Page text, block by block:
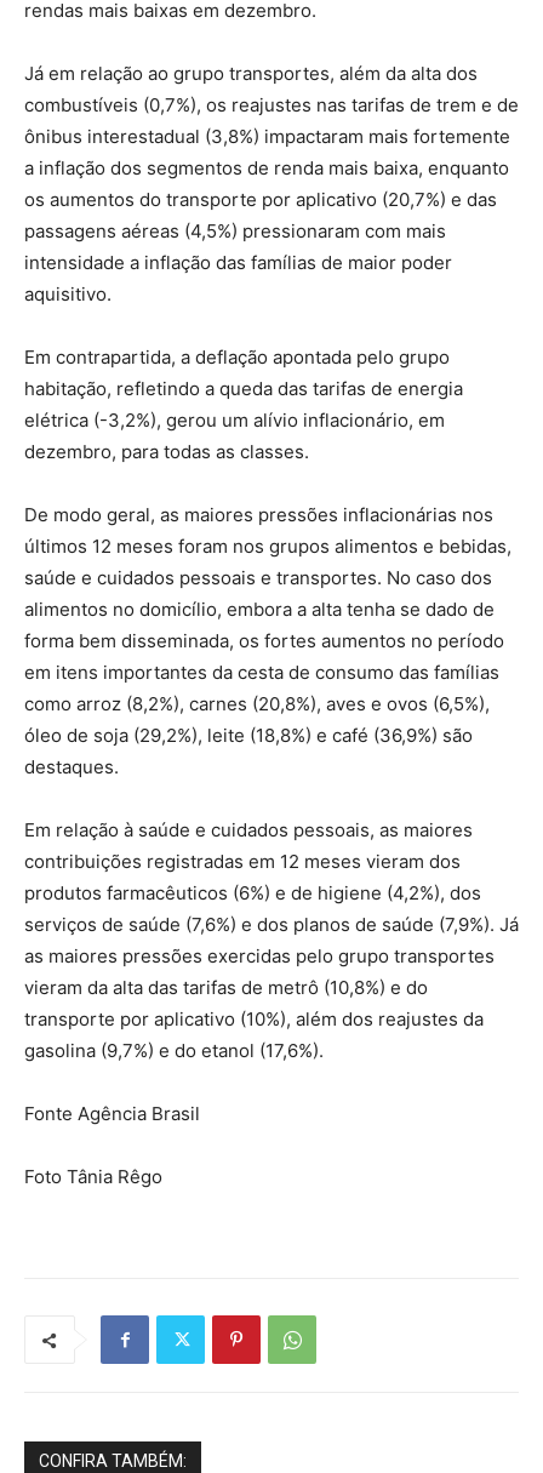
rendas mais baixas em dezembro.
Já em relação ao grupo transportes, além da alta dos
combustíveis (0,7%), os reajustes nas tarifas de trem e de
ônibus interestadual (3,8%) impactaram mais fortemente
a inflação dos segmentos de renda mais baixa, enquanto
os aumentos do transporte por aplicativo (20,7%) e das
passagens aéreas (4,5%) pressionaram com mais
intensidade a inflação das famílias de maior poder
aquisitivo.
Em contrapartida, a deflação apontada pelo grupo
habitação, refletindo a queda das tarifas de energia
elétrica (-3,2%), gerou um alívio inflacionário, em
dezembro, para todas as classes.
De modo geral, as maiores pressões inflacionárias nos
últimos 12 meses foram nos grupos alimentos e bebidas,
saúde e cuidados pessoais e transportes. No caso dos
alimentos no domicílio, embora a alta tenha se dado de
forma bem disseminada, os fortes aumentos no período
em itens importantes da cesta de consumo das famílias
como arroz (8,2%), carnes (20,8%), aves e ovos (6,5%),
óleo de soja (29,2%), leite (18,8%) e café (36,9%) são
destaques.
Em relação à saúde e cuidados pessoais, as maiores
contribuições registradas em 12 meses vieram dos
produtos farmacêuticos (6%) e de higiene (4,2%), dos
serviços de saúde (7,6%) e dos planos de saúde (7,9%). Já
as maiores pressões exercidas pelo grupo transportes
vieram da alta das tarifas de metrô (10,8%) e do
transporte por aplicativo (10%), além dos reajustes da
gasolina (9,7%) e do etanol (17,6%).
Fonte Agência Brasil
Foto Tânia Rêgo
CONFIRA TAMBÉM: